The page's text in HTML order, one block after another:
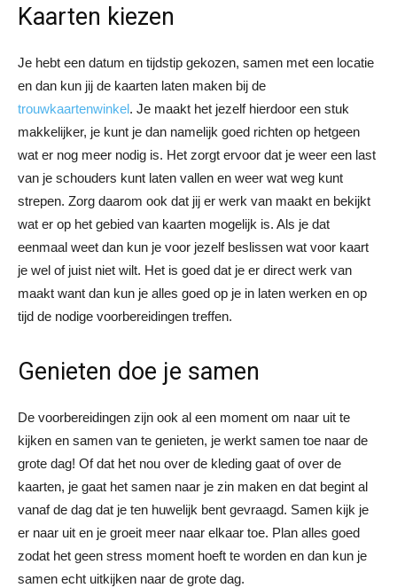
Kaarten kiezen
Je hebt een datum en tijdstip gekozen, samen met een locatie
en dan kun jij de kaarten laten maken bij de
trouwkaartenwinkel. Je maakt het jezelf hierdoor een stuk
makkelijker, je kunt je dan namelijk goed richten op hetgeen
wat er nog meer nodig is. Het zorgt ervoor dat je weer een last
van je schouders kunt laten vallen en weer wat weg kunt
strepen. Zorg daarom ook dat jij er werk van maakt en bekijkt
wat er op het gebied van kaarten mogelijk is. Als je dat
eenmaal weet dan kun je voor jezelf beslissen wat voor kaart
je wel of juist niet wilt. Het is goed dat je er direct werk van
maakt want dan kun je alles goed op je in laten werken en op
tijd de nodige voorbereidingen treffen.
Genieten doe je samen
De voorbereidingen zijn ook al een moment om naar uit te
kijken en samen van te genieten, je werkt samen toe naar de
grote dag! Of dat het nou over de kleding gaat of over de
kaarten, je gaat het samen naar je zin maken en dat begint al
vanaf de dag dat je ten huwelijk bent gevraagd. Samen kijk je
er naar uit en je groeit meer naar elkaar toe. Plan alles goed
zodat het geen stress moment hoeft te worden en dan kun je
samen echt uitkijken naar de grote dag.